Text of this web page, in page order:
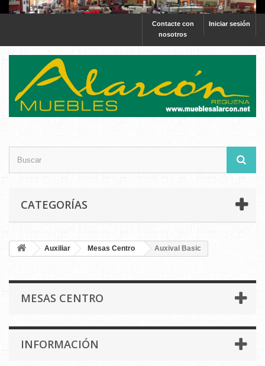
Iniciar sesión
Contacte con
nosotros
CATEGORÍAS
Auxiliar Mesas Centro Auxival Basic
MESAS CENTRO
INFORMACIÓN